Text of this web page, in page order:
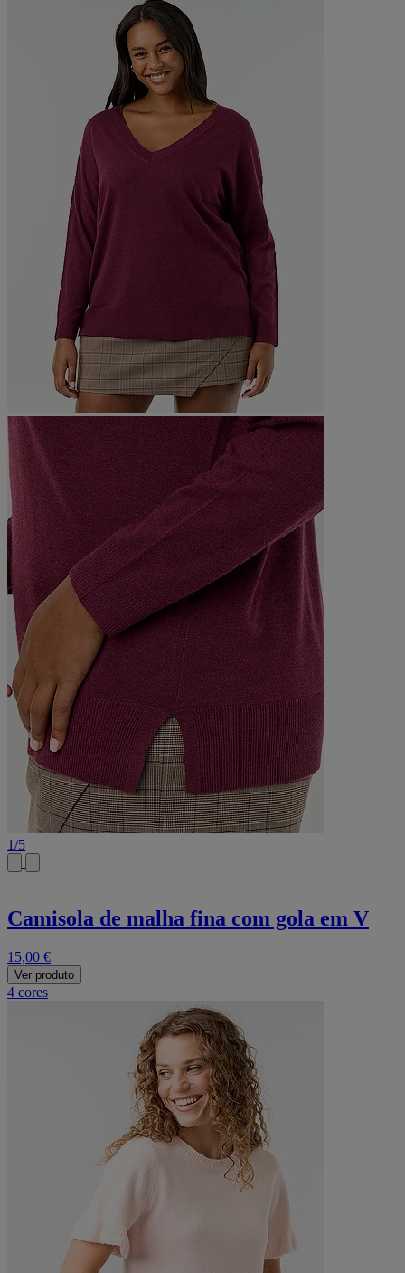
1/5
Camisola de malha fina com gola em V
15,00 €
Ver produto
4 cores